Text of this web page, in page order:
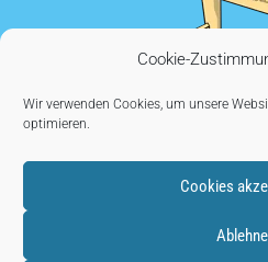
Cookie-
Wir verwenden Cookies, um unsere
optimieren.
Cookies